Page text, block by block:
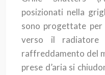
posizionati nella
sono progettate per
verso il radiatore
raffreddamento del
prese d’aria si